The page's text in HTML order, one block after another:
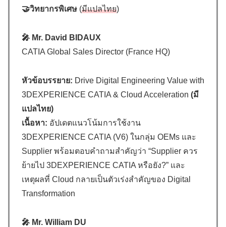
🤝วิทยากรพิเศษ (มีแปลไทย)
🎤 Mr. David BIDAUX
CATIA Global Sales Director (France HQ)
หัวข้อบรรยาย: Drive Digital Engineering Value with
3DEXPERIENCE CATIA & Cloud Acceleration (มี
แปลไทย)
เนื้อหา: อัปเดตแนวโน้มการใช้งาน
3DEXPERIENCE CATIA (V6) ในกลุ่ม OEMs และ
Supplier พร้อมตอบคำถามสำคัญว่า “Supplier ควร
ย้ายไป 3DEXPERIENCE CATIA หรือยัง?” และ
เหตุผลที่ Cloud กลายเป็นตัวเร่งสำคัญของ Digital
Transformation
🎤 Mr. William DU